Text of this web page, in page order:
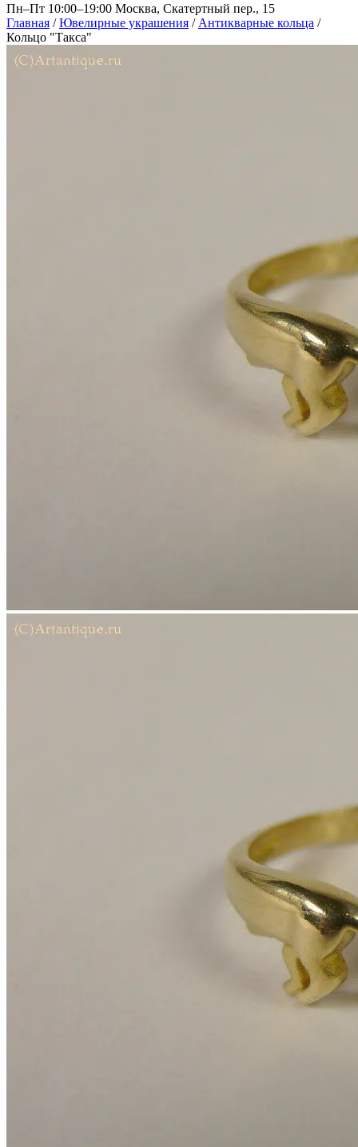
Пн–Пт 10:00–19:00 Москва, Скатертный пер., 15
Главная / Ювелирные украшения / Антикварные кольца /
Кольцо "Такса"